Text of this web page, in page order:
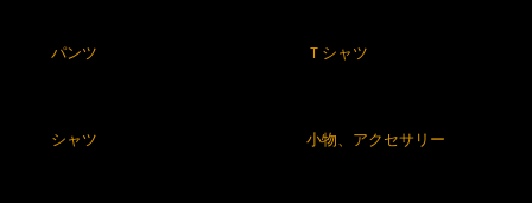
パンツ Ｔシャツ
シャツ 小物、アクセサリー